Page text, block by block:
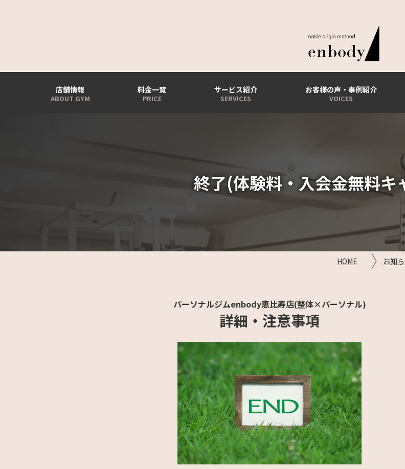
店舗情報 料金一覧 サービス紹介 お客様の声・事例紹介
終了(体験料・入会金無料キ
HOME お知
パーソナルジムenbody恵比寿店(整体×パーソナル)
詳細・注意事項